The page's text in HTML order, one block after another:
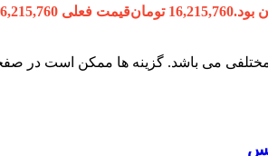
16,215,760 تومانقیمت فعلی 16,215,760 تومان است.
مختلفی می باشد. گزینه ها ممکن است در